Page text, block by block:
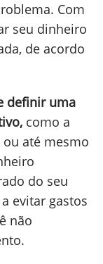
Com
seu dinheiro
de acordo
definir uma
como a
até mesmo
do seu
evitar gastos
não